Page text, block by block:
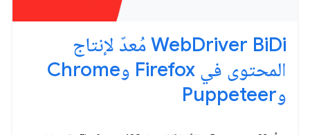
WebDriver BiDi مُعدّ لإنتاج
المحتوى في Firefox وChrome
وPuppeteer